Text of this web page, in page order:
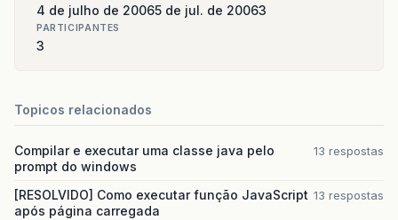
4 de julho de 20065 de jul. de 20063
PARTICIPANTES
3
Topicos relacionados
Compilar e executar uma classe java pelo
prompt do windows
13 respostas
[RESOLVIDO] Como executar função JavaScript
após página carregada
13 respostas